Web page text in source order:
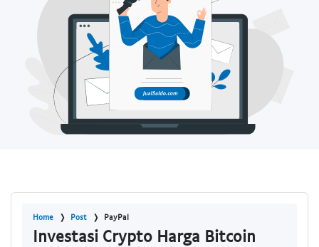
Home Post PayPal
Investasi Crypto Harga Bitcoin